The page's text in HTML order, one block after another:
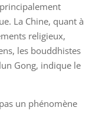
La Chine, quant à
religieux,
les bouddhistes
Gong, indique le
un phénomène